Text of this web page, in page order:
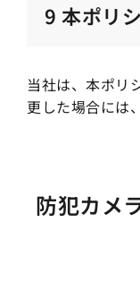
9 本ポリ
当社は、本ポリ
更した場合には
防犯カメ